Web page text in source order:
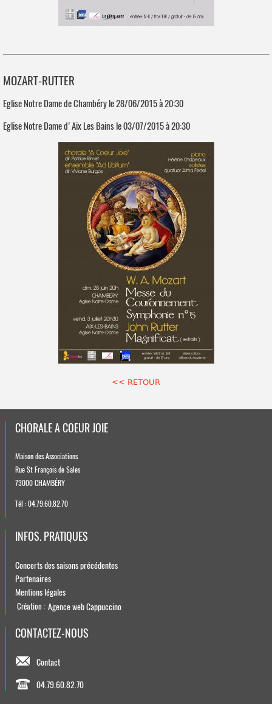
MOZART-RUTTER
Eglise Notre Dame de Chambéry le 28/06/2015 à 20:30
Eglise Notre Dame d'Aix Les Bains le 03/07/2015 à 20:30
<< RETOUR
CHORALE A COEUR JOIE
Maison des Associations
Rue St François de Sales
73000 CHAMBÉRY
Tél : 04.79.60.82.70
INFOS. PRATIQUES
Concerts des saisons précédentes
Partenaires
Mentions légales
Création : Agence web Cappuccino
CONTACTEZ-NOUS
Contact
04.79.60.82.70